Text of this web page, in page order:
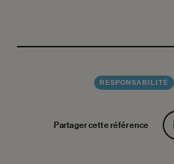
RESPONSABILITÉ
Partager cette référence